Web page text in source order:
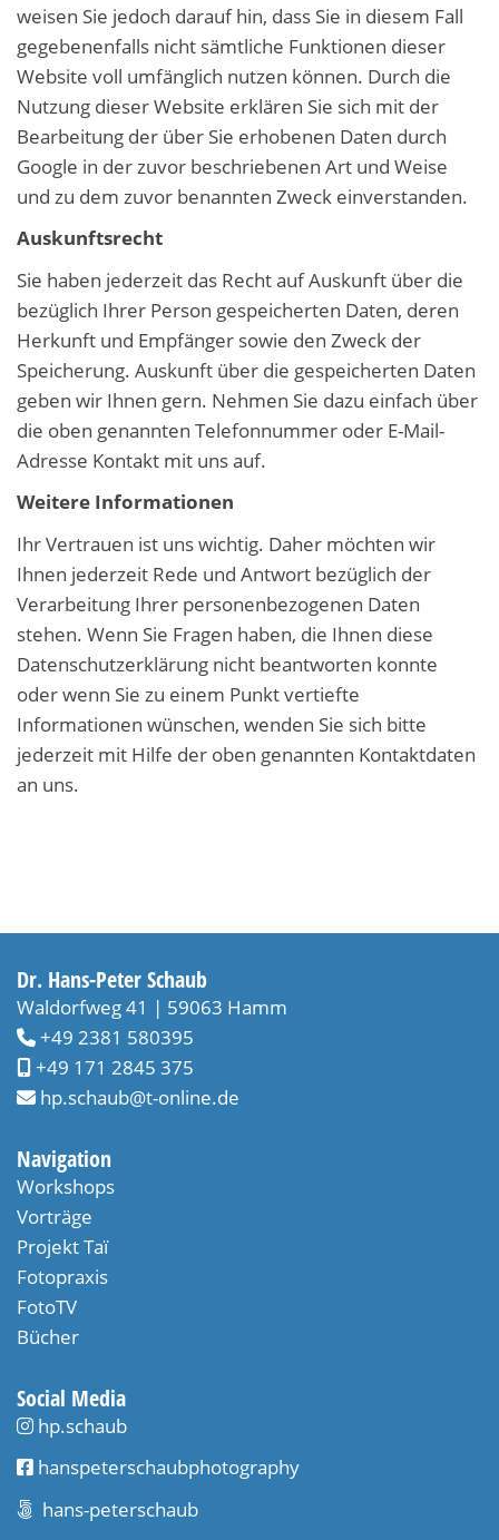
weisen Sie jedoch darauf hin, dass Sie in diesem Fall
gegebenenfalls nicht sämtliche Funktionen dieser
Website voll umfänglich nutzen können. Durch die
Nutzung dieser Website erklären Sie sich mit der
Bearbeitung der über Sie erhobenen Daten durch
Google in der zuvor beschriebenen Art und Weise
und zu dem zuvor benannten Zweck einverstanden.
Auskunftsrecht
Sie haben jederzeit das Recht auf Auskunft über die
bezüglich Ihrer Person gespeicherten Daten, deren
Herkunft und Empfänger sowie den Zweck der
Speicherung. Auskunft über die gespeicherten Daten
geben wir Ihnen gern. Nehmen Sie dazu einfach über
die oben genannten Telefonnummer oder E-Mail-
Adresse Kontakt mit uns auf.
Weitere Informationen
Ihr Vertrauen ist uns wichtig. Daher möchten wir
Ihnen jederzeit Rede und Antwort bezüglich der
Verarbeitung Ihrer personenbezogenen Daten
stehen. Wenn Sie Fragen haben, die Ihnen diese
Datenschutzerklärung nicht beantworten konnte
oder wenn Sie zu einem Punkt vertiefte
Informationen wünschen, wenden Sie sich bitte
jederzeit mit Hilfe der oben genannten Kontaktdaten
an uns.
Dr. Hans-Peter Schaub
Waldorfweg 41 | 59063 Hamm
+49 2381 580395
+49 171 2845 375
hp.schaub@t-online.de
Navigation
Workshops
Vorträge
Projekt Taï​
Fotopraxis
FotoTV
Bücher
Social Media
hp.schaub
hanspeterschaubphotography
hans-peterschaub